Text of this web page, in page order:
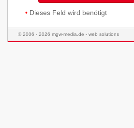
• Dieses Feld wird benötigt
© 2006 - 2026 mgw-media.de - web solutions